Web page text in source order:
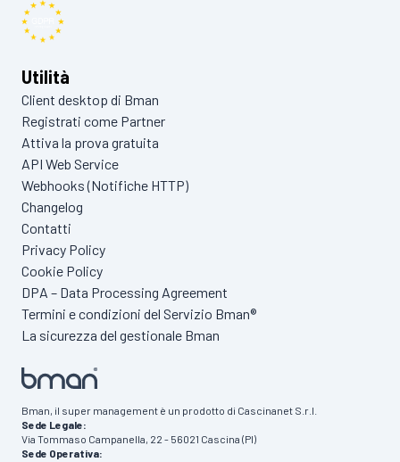
Utilità
Client desktop di Bman
Registrati come Partner
Attiva la prova gratuita
API Web Service
Webhooks (Notifiche HTTP)
Changelog
Contatti
Privacy Policy
Cookie Policy
DPA – Data Processing Agreement
Termini e condizioni del Servizio Bman®
La sicurezza del gestionale Bman
Bman, il super management è un prodotto di Cascinanet S.r.l.
Sede Legale:
Via Tommaso Campanella, 22 - 56021 Cascina (PI)
Sede Operativa: